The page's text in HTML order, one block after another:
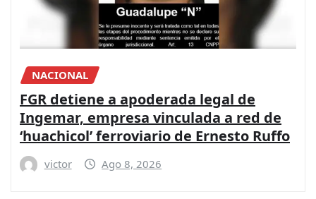
NACIONAL
FGR detiene a apoderada legal de
Ingemar, empresa vinculada a red de
‘huachicol’ ferroviario de Ernesto Ruffo
victor Ago 8, 2026